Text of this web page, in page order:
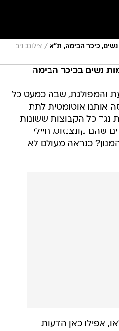
נשים, כיכר הבימה, ת״א / צילום: ניב
נשים בכיכר הבימה
והמפולגת, שבה כמעט כל
אותנו אוטומטית לתת
כל הקבוצות ששונות
קונצנזוס. חיילי
כנראה מעולם לא
אפילו כאן הדעות